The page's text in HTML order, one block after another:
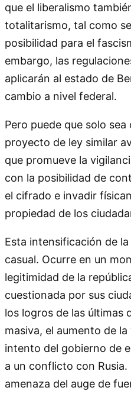
que el liberalismo
totalitarismo, tal como
posibilidad para el
embargo, las
aplicarán al estado de
cambio a nivel federal.
Pero puede que solo
proyecto de ley similar
que promueve la
con la posibilidad de
el cifrado e invadir
propiedad de los
Esta intensificación de
casual. Ocurre en un
legitimidad de la
cuestionada por sus
los logros de las últimas
masiva, el aumento de
intento del gobierno de
a un conflicto con
amenaza del auge de